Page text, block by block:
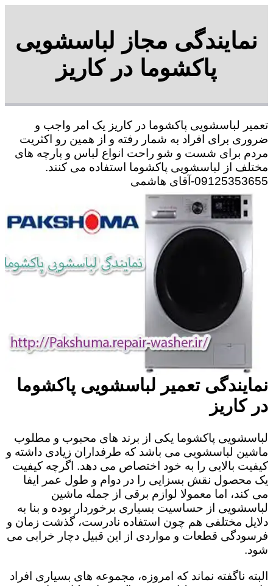
نمایندگی مجاز لباسشویی
پاکشوما در کاریز
تعمیر لباسشویی پاکشوما در کاریز یک امر واجب و
ضروری برای افراد به شمار رفته و از همین رو اکثریت
مردم برای شست و شو راحت انواع لباس و پارچه های
مختلف از لباسشویی پاکشوما استفاده می کنند.
09125353655-آقای هاشمی
نمایندگی تعمیر لباسشویی پاکشوما
در کاریز
لباسشویی پاکشوما یکی از برند های محبوب و مطلوب
ماشین لباسشویی می باشد که طرفداران زیادی داشته و
کیفیت بالایی را به خود اختصاص می دهد. اگرچه کیفیت
یک محصول نقش بسزایی را در دوام و طول عمر ایفا
می کند، اما معمولا لوازم برقی از جمله ماشین
لباسشویی از حساسیت بسیاری برخوردار بوده و بنا به
دلایل مختلفی هم چون استفاده نادرست، گذشت زمان و
فرسودگی قطعات و مواردی از این قبیل دچار خرابی می
شود.
البته ناگفته نماند که امروزه، مجموعه های بسیاری افراد